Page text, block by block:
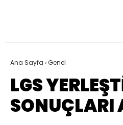
Ana Sayfa ›Genel
LGS